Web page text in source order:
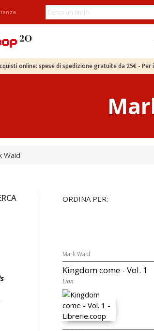
online: spese di spedizione gratuite da 25€ -
Waid
ORDINA PER:
Mark Waid
Kingdom come - Vol. 1
Lion